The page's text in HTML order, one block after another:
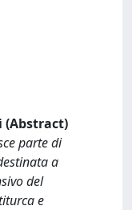
(Abstract)
parte di
a
del
e